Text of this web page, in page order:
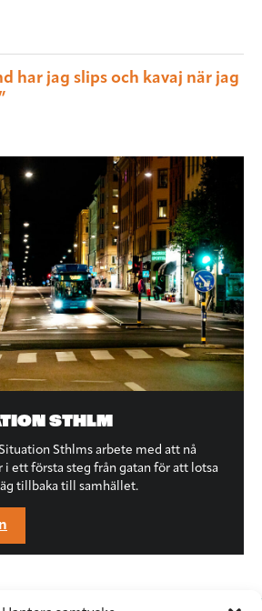
har jag slips och kavaj när jag
STHLM
Sthlms arbete med att nå
i ett första steg från gatan för att lotsa
tillbaka till samhället.